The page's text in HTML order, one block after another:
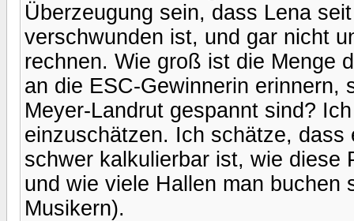
Überzeugung sein, dass Lena
verschwunden ist, und gar nicht
rechnen. Wie groß ist die Menge
an die ESC-Gewinnerin erinnern,
Meyer-Landrut gespannt sind?
einzuschätzen. Ich schätze,
schwer kalkulierbar ist, wie diese
und wie viele Hallen man buchen
Musikern).